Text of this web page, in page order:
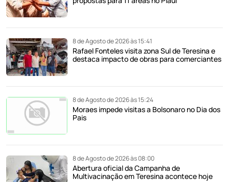
8 de Agosto de 2026 às 15:41
Rafael Fonteles visita zona Sul de Teresina e
destaca impacto de obras para comerciantes
8 de Agosto de 2026 às 15:24
Moraes impede visitas a Bolsonaro no Dia dos
Pais
8 de Agosto de 2026 às 08:00
Abertura oficial da Campanha de
Multivacinação em Teresina acontece hoje